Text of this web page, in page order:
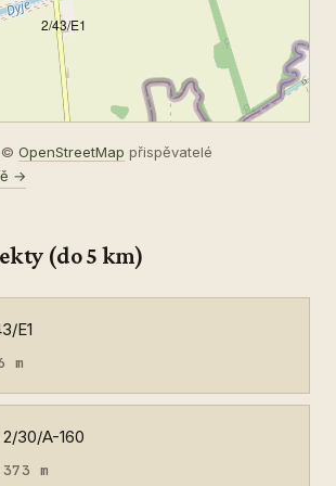
2/43/E1
© OpenStreetMap přispěvatelé
→
(do 5 km)
E1
m
2/30/A-160
373 m